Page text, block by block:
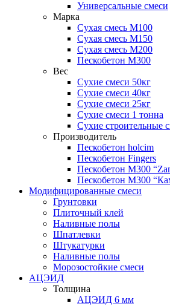
Универсальные смеси
Марка
Сухая смесь М100
Сухая смесь М150
Сухая смесь М200
Пескобетон М300
Вес
Сухие смеси 50кг
Сухие смеси 40кг
Сухие смеси 25кг
Сухие смеси 1 тонна
Сухие строительные
Производитель
Пескобетон holcim
Пескобетон Fingers
Пескобетон М300
Пескобетон М300
Модифицированные смеси
Грунтовки
Плиточный клей
Наливные полы
Шпатлевки
Штукатурки
Наливные полы
Морозостойкие смеси
АЦЭИД
Толщина
АЦЭИД 6 мм